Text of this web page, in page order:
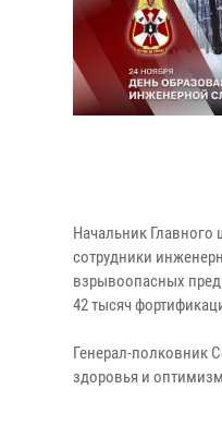
Начальник
сотрудники
взрывоопасных
42 тысяч
Генерал-полковник
здоровья и